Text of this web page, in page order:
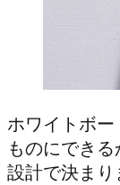
ホワイトボー
ものにでき
設計で決まり